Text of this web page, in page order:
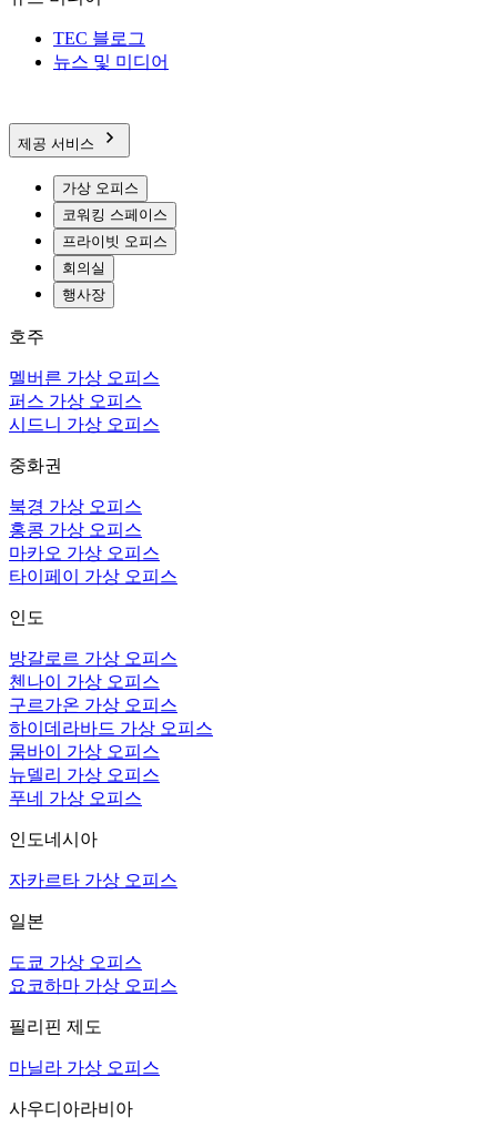
TEC 블로그
뉴스 및 미디어
제공 서비스
가상 오피스
코워킹 스페이스
프라이빗 오피스
회의실
행사장
호주
멜버른 가상 오피스
퍼스 가상 오피스
시드니 가상 오피스
중화권
북경 가상 오피스
홍콩 가상 오피스
마카오 가상 오피스
타이페이 가상 오피스
인도
방갈로르 가상 오피스
첸나이 가상 오피스
구르가온 가상 오피스
하이데라바드 가상 오피스
뭄바이 가상 오피스
뉴델리 가상 오피스
푸네 가상 오피스
인도네시아
자카르타 가상 오피스
일본
도쿄 가상 오피스
요코하마 가상 오피스
필리핀 제도
마닐라 가상 오피스
사우디아라비아